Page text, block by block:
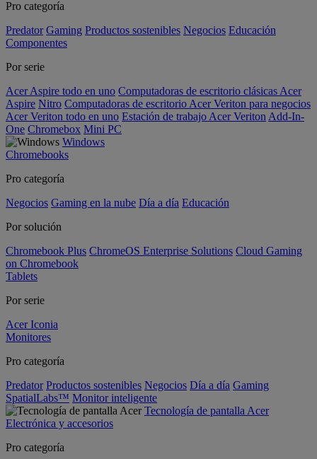
Pro categoría
Predator Gaming Productos sostenibles Negocios Educación
Componentes
Por serie
Acer Aspire todo en uno Computadoras de escritorio clásicas Acer
Aspire Nitro Computadoras de escritorio Acer Veriton para negocios
Acer Veriton todo en uno Estación de trabajo Acer Veriton Add-In-
One Chromebox Mini PC
Windows
Chromebooks
Pro categoría
Negocios Gaming en la nube Día a día Educación
Por solución
Chromebook Plus ChromeOS Enterprise Solutions Cloud Gaming
on Chromebook
Tablets
Por serie
Acer Iconia
Monitores
Pro categoría
Predator Productos sostenibles Negocios Día a día Gaming
SpatialLabs™ Monitor inteligente
Tecnología de pantalla Acer
Electrónica y accesorios
Pro categoría